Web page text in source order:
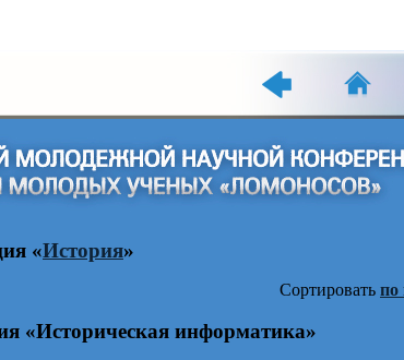
«История»
Сортировать по
«Историческая информатика»